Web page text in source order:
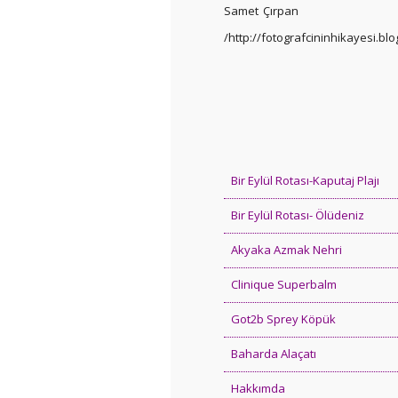
Samet Çırpan
/http://
Bir Eylül Rotası-Kaputaj Plajı
Bir Eylül Rotası- Ölüdeniz
Akyaka Azmak Nehri
Clinique Superbalm
Got2b Sprey Köpük
Baharda Alaçatı
Hakkımda